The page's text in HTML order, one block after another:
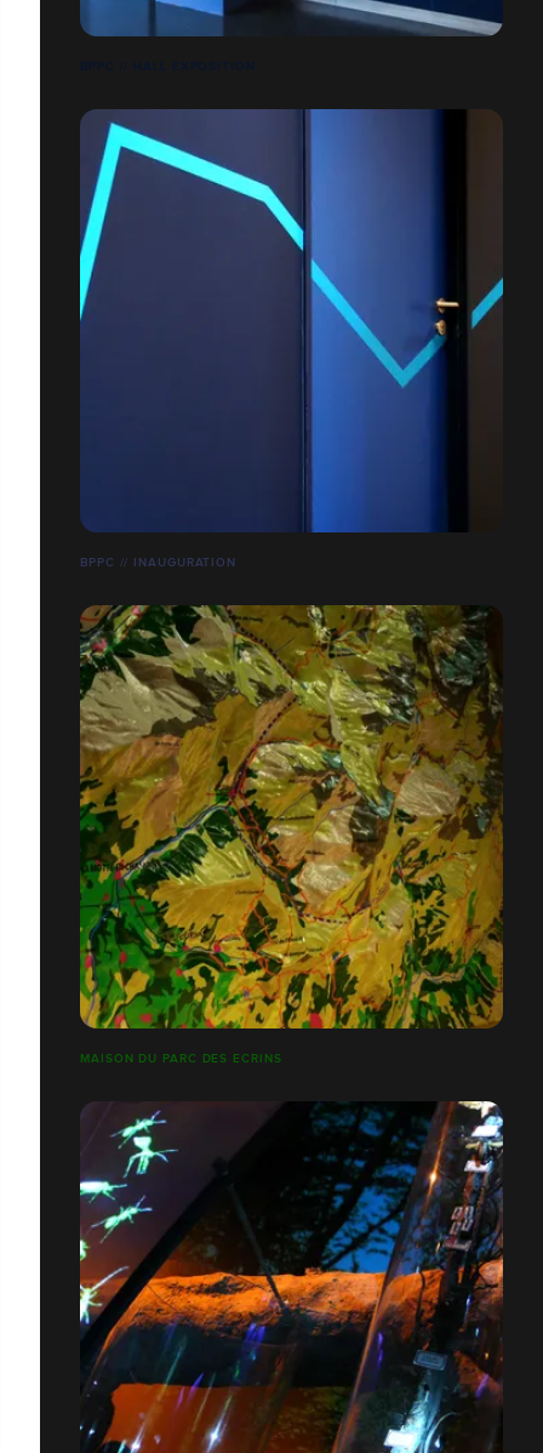
BPPC // HALL EXPOSITION
BPPC // INAUGURATION
MAISON DU PARC DES ECRINS